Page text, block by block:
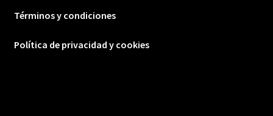
Términos y condiciones
Política de privacidad y cookies